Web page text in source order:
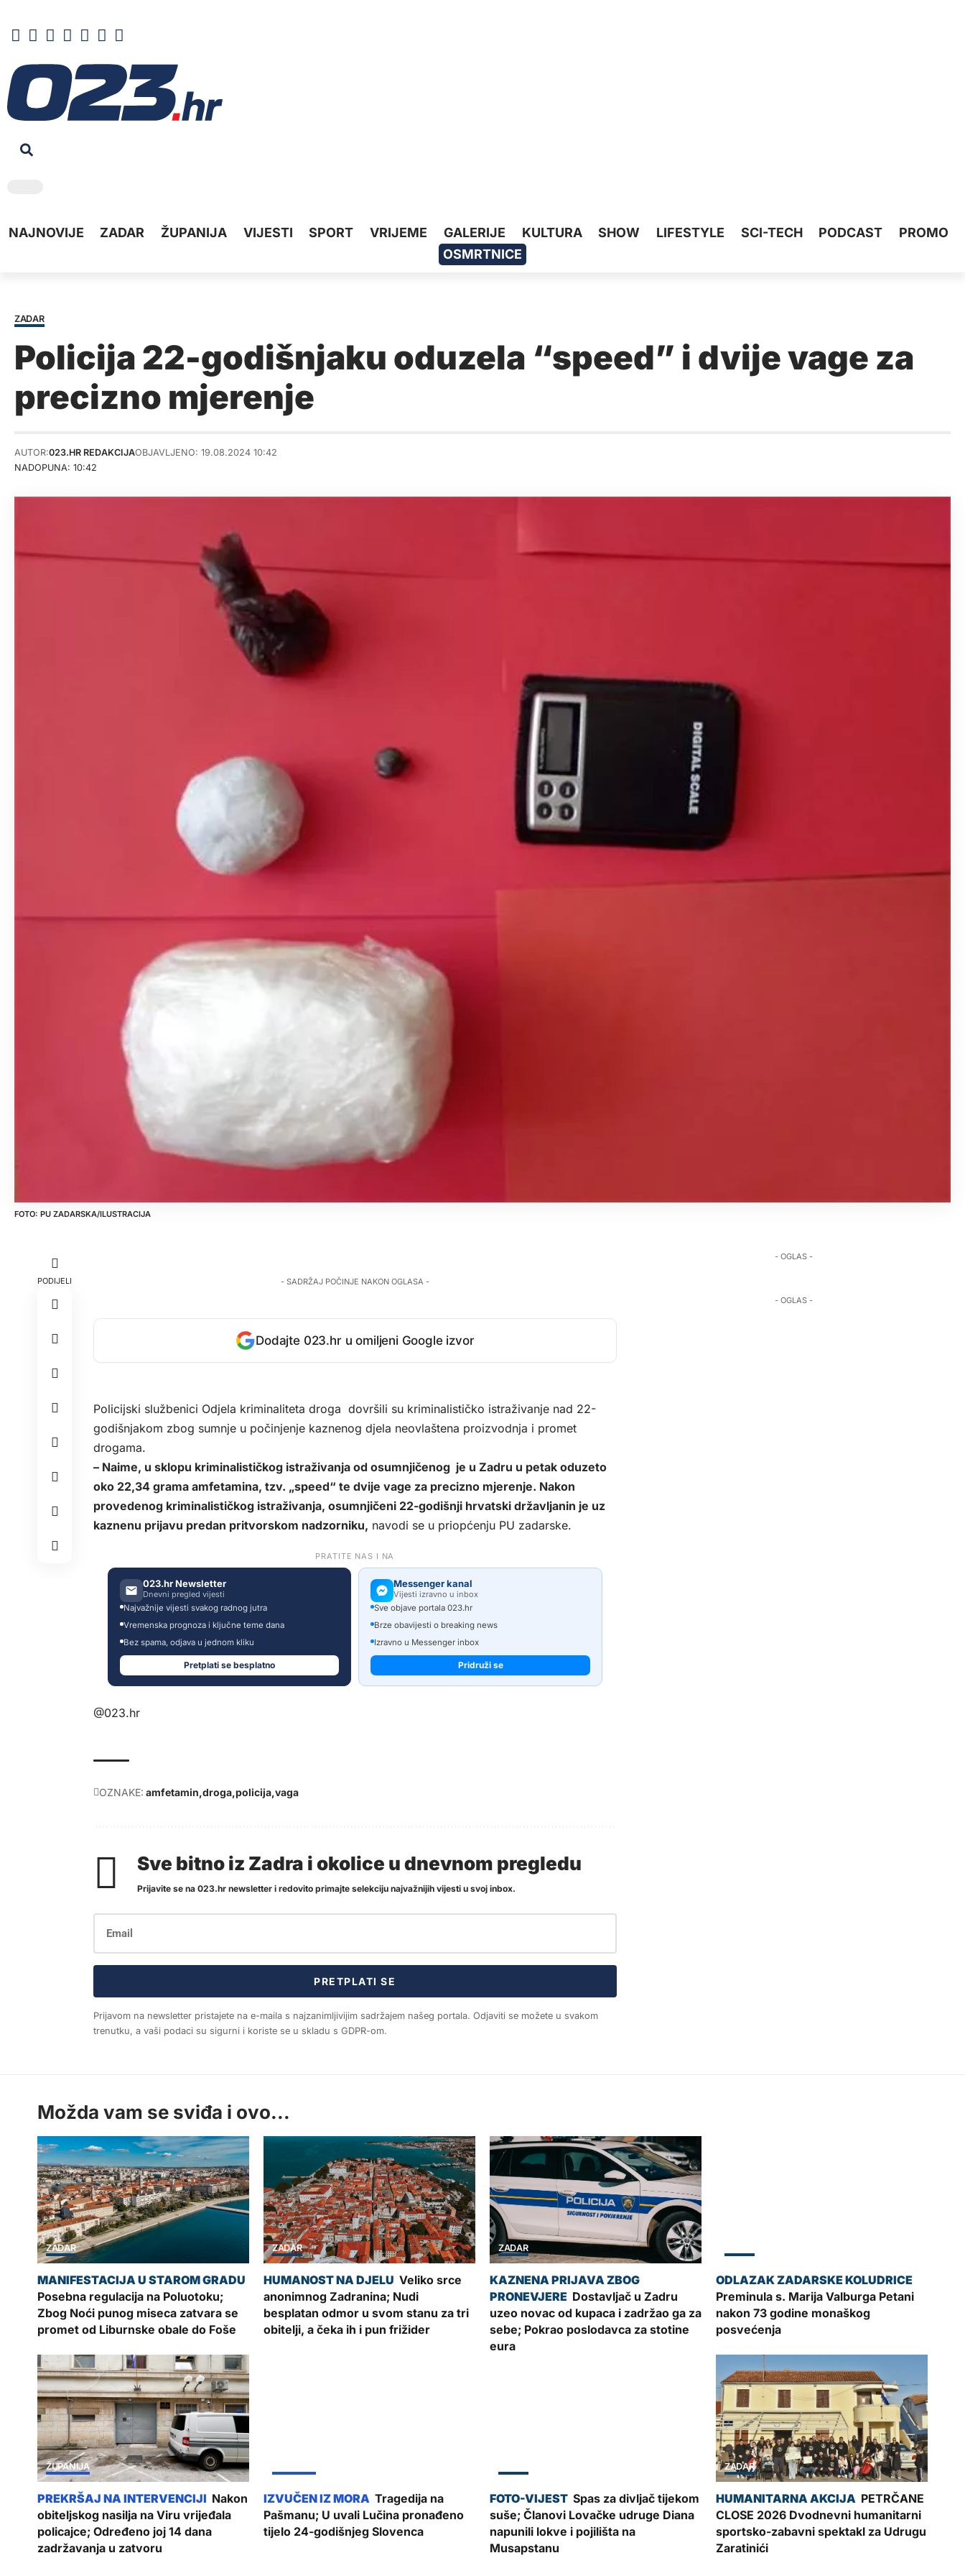
NAJNOVIJE ZADAR ŽUPANIJA VIJESTI SPORT VRIJEME GALERIJE KULTURA SHOW LIFESTYLE SCI-TECH PODCAST
PROMO
OSMRTNICE
ZADAR
Policija 22-godišnjaku oduzela “speed” i dvije vage za
precizno mjerenje
NADOPUNA: 10:42
AUTOR:023.HR REDAKCIJAOBJAVLJENO: 19.08.2024 10:42
PU ZADARSKA/ILUSTRACIJA
PODIJELI - SADRŽAJ POČINJE NAKON OGLASA -
Dodajte 023.hr u omiljeni Google izvor
Policijski službenici Odjela kriminaliteta droga dovršili su kriminalističko istraživanje nad 22-
godišnjakom zbog sumnje u počinjenje kaznenog djela neovlaštena proizvodnja i promet
drogama.
– Naime, u sklopu kriminalističkog istraživanja od osumnjičenog je u Zadru u petak oduzeto
oko 22,34 grama amfetamina, tzv. „speed“ te dvije vage za precizno mjerenje. Nakon
provedenog kriminalističkog istraživanja, osumnjičeni 22-godišnji hrvatski državljanin je uz
kaznenu prijavu predan pritvorskom nadzorniku, navodi se u priopćenju PU zadarske.
PRATITE NAS I NA
023.hr Newsletter
Dnevni pregled vijesti
Najvažnije vijesti svakog radnog jutra
Vremenska prognoza i ključne teme dana
Bez spama, odjava u jednom kliku
Pretplati se besplatno
Messenger kanal
Vijesti izravno u inbox
Sve objave portala 023.hr
Brze obavijesti o breaking news
Izravno u Messenger inbox
Pridruži se
@023.hr
OZNAKE: amfetamin droga policija vaga
Sve bitno iz Zadra i okolice u dnevnom pregledu
Prijavite se na 023.hr newsletter i redovito primajte selekciju najvažnijih vijesti u svoj inbox.
PRETPLATI SE
Prijavom na newsletter pristajete na e-maila s najzanimljivijim sadržajem našeg portala. Odjaviti se možete u svakom
trenutku, a vaši podaci su sigurni i koriste se u skladu s GDPR-om.
- OGLAS -
- OGLAS -
Možda vam se sviđa i ovo...
ZADAR
Posebna regulacija na Poluotoku;
Zbog Noći punog miseca zatvara se
promet od Liburnske obale do Foše
ZADAR
Veliko srce
anonimnog Zadranina; Nudi
besplatan odmor u svom stanu za tri
obitelji, a čeka ih i pun frižider
ZADAR
Dostavljač u Zadru
uzeo novac od kupaca i zadržao ga za
sebe; Pokrao poslodavca za stotine
eura
Preminula s. Marija Valburga Petani
nakon 73 godine monaškog
posvećenja
ŽUPANIJA
Nakon
obiteljskog nasilja na Viru vrijeđala
policajce; Određeno joj 14 dana
zadržavanja u zatvoru
Tragedija na
Pašmanu; U uvali Lučina pronađeno
tijelo 24-godišnjeg Slovenca
Spas za divljač tijekom
suše; Članovi Lovačke udruge Diana
napunili lokve i pojilišta na
Musapstanu
ZADAR
PETRČANE
CLOSE 2026 Dvodnevni humanitarni
sportsko-zabavni spektakl za Udrugu
Zaratinići